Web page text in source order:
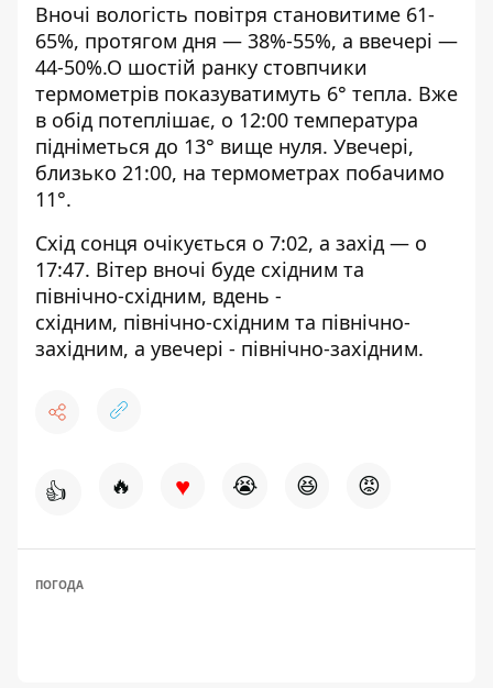
Вночі вологість повітря становитиме 61-
65%, протягом дня — 38%-55%, а ввечері —
44-50%.О шостій ранку стовпчики
термометрів показуватимуть 6° тепла. Вже
в обід потеплішає, о 12:00 температура
підніметься до 13° вище нуля. Увечері,
близько 21:00, на термометрах побачимо
11°.
Схід сонця очікується о 7:02, а захід — о
17:47. Вітер вночі буде східним та
північно-східним, вдень -
східним, північно-східним та північно-
західним, а увечері - північно-західним.
👍 🔥 ♥ 😭 😆 😡
ПОГОДА